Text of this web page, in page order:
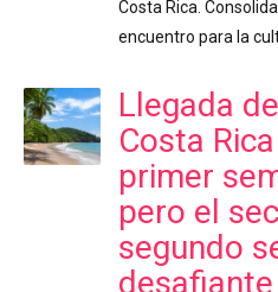
Costa Rica.
encuentro para la
Llegada
Costa
primer
pero el
segundo
desafiante